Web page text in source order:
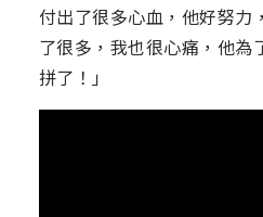
付出了很多心血，他好努力
了很多，我也很心痛，他為
拼了！」